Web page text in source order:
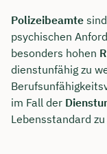
Polizeibeamte
psychischen
besonders hohen
dienstunfähig zu
im Fall der
Lebensstandard